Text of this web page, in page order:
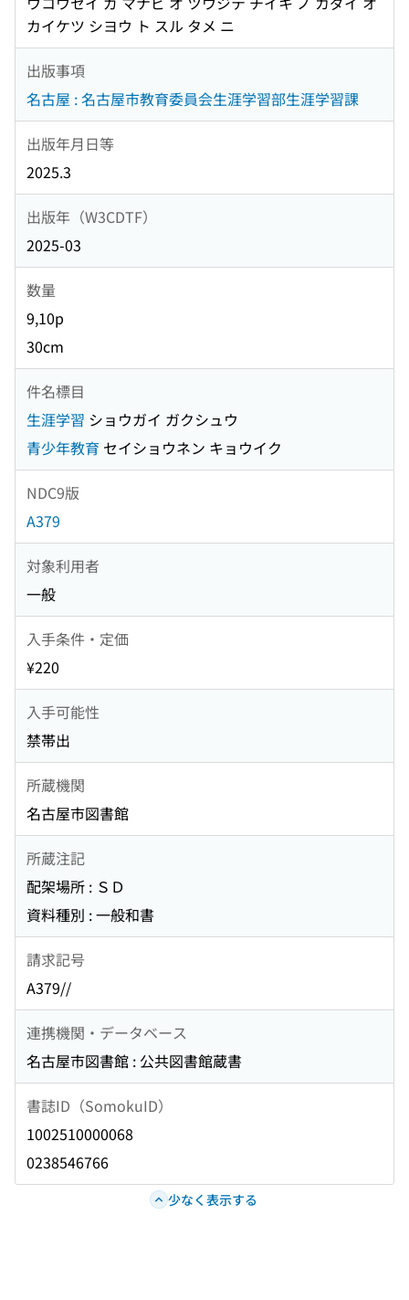
カイケツ シヨウ ト スル タメ ニ
出版事項
名古屋 : 名古屋市教育委員会生涯学習部生涯学習課
出版年月日等
2025.3
出版年（W3CDTF）
2025-03
数量
9,10p
30cm
件名標目
生涯学習 ショウガイ ガクシュウ
青少年教育 セイショウネン キョウイク
NDC9版
A379
対象利用者
一般
入手条件・定価
¥220
入手可能性
禁帯出
所蔵機関
名古屋市図書館
所蔵注記
配架場所 : ＳＤ
資料種別 : 一般和書
請求記号
A379//
連携機関・データベース
名古屋市図書館 : 公共図書館蔵書
書誌ID（SomokuID）
1002510000068
0238546766
少なく表示する